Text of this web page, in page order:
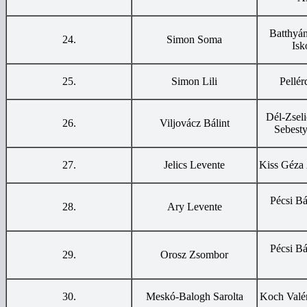
24. Simon Soma
25. Simon Lili
26. Viljovácz Bálint
Dél-
27. Jelics Levente Kiss
28. Ary Levente
Pécsi
29. Orosz Zsombor
Pécsi
30. Meskó-Balogh Sarolta Koch